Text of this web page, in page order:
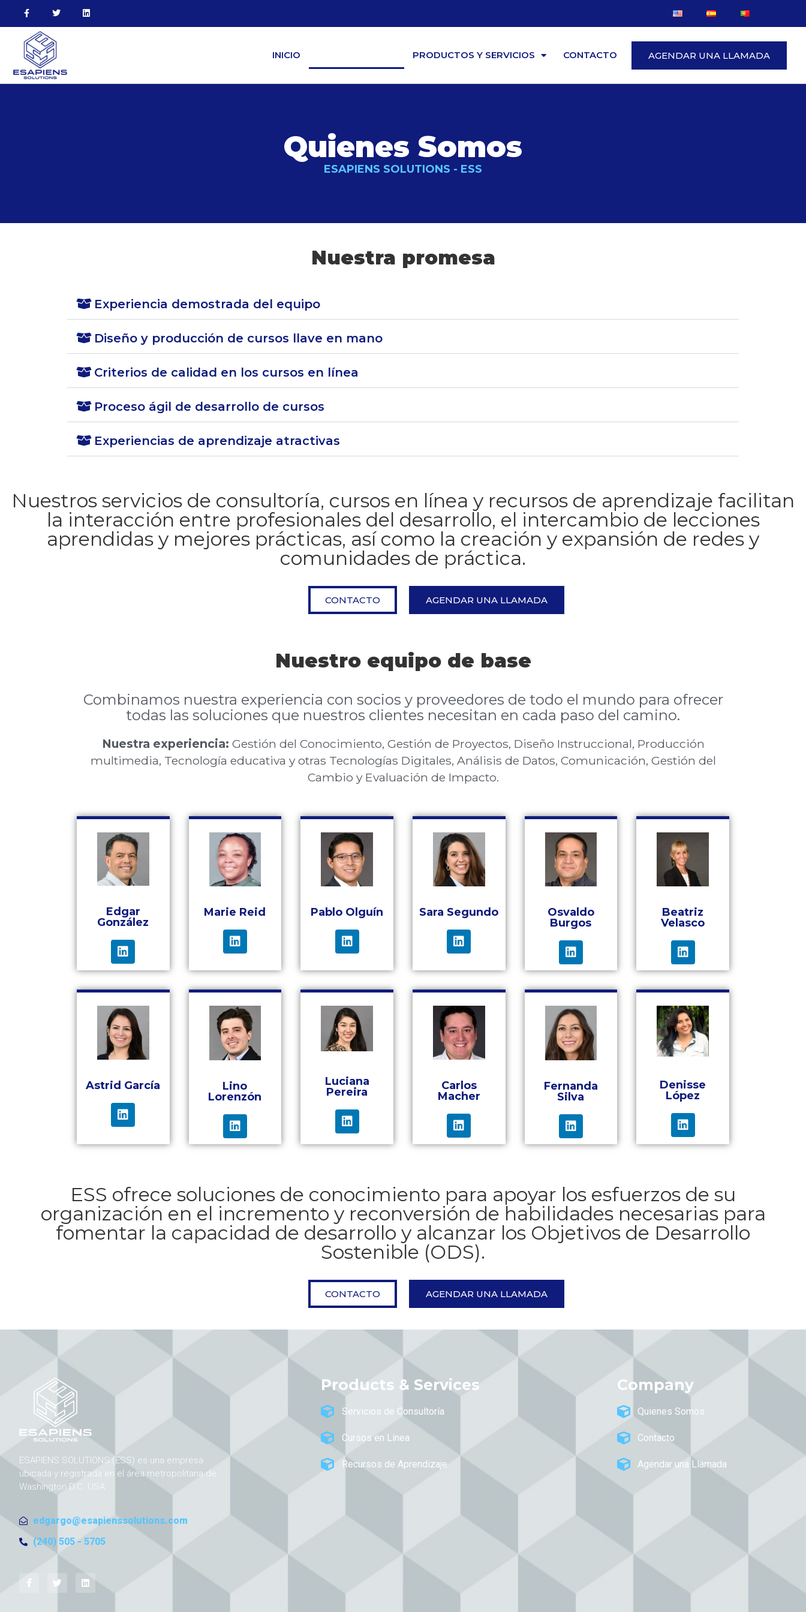
INICIO PRODUCTOS Y SERVICIOS CONTACTO AGENDAR UNA LLAMADA
Quienes Somos
ESAPIENS SOLUTIONS - ESS
Nuestra promesa
Experiencia demostrada del equipo
Diseño y producción de cursos llave en mano
Criterios de calidad en los cursos en línea
Proceso ágil de desarrollo de cursos
Experiencias de aprendizaje atractivas
Nuestros servicios de consultoría, cursos en línea y recursos de aprendizaje facilitan
la interacción entre profesionales del desarrollo, el intercambio de lecciones
aprendidas y mejores prácticas, así como la creación y expansión de redes y
comunidades de práctica.
CONTACTO AGENDAR UNA LLAMADA
Nuestro equipo de base
Combinamos nuestra experiencia con socios y proveedores de todo el mundo para ofrecer
todas las soluciones que nuestros clientes necesitan en cada paso del camino.
Nuestra experiencia: Gestión del Conocimiento, Gestión de Proyectos, Diseño Instruccional, Producción
multimedia, Tecnología educativa y otras Tecnologías Digitales, Análisis de Datos, Comunicación, Gestión del
Cambio y Evaluación de Impacto.
Edgar
González
Marie Reid Pablo Olguín Sara Segundo
Osvaldo
Burgos
Beatriz
Velasco
Astrid García
Lino
Lorenzón
Luciana
Pereira
Carlos
Macher
Fernanda
Silva
Denisse
López
ESS ofrece soluciones de conocimiento para apoyar los esfuerzos de su
organización en el incremento y reconversión de habilidades necesarias para
fomentar la capacidad de desarrollo y alcanzar los Objetivos de Desarrollo
Sostenible (ODS).
CONTACTO AGENDAR UNA LLAMADA
ESAPIENS SOLUTIONS (ESS) es una empresa
ubicada y registrada en el área metropolitana de
Washington D.C. USA.
edgargo@esapienssolutions.com
(240) 505 - 5705
Products & Services
Servicios de Consultoría
Cursos en Línea
Recursos de Aprendizaje
Company
Quienes Somos
Contacto
Agendar una Llamada